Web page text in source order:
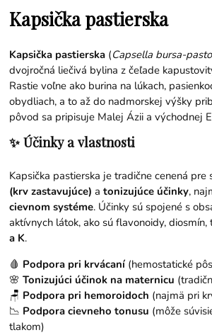
Kapsička pastierska
Kapsička pastierska (Capsella bursa-
dvojročná liečivá bylina z čeľade
Rastie voľne ako burina na lúkach,
obydliach, a to až do nadmorskej výšky
pôvod sa pripisuje Malej Ázii a východnej
✨ Účinky a vlastnosti
Kapsička pastierska je tradične cenená pre
(krv zastavujúce) atonizujúce účinky,
cievnom systéme. Účinky sú spojené s
aktívnych látok, ako sú flavonoidy,
a K.
🩸 Podpora pri krvácaní (hemostatické
🌸Tonizujúci účinok na maternicu
🪑 Podpora pri hemoroidoch (najmä pri
📉 Podpora cievneho tonusu (môže
tlakom)